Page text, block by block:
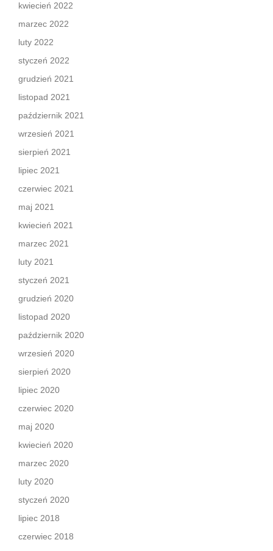
kwiecień 2022
marzec 2022
luty 2022
styczeń 2022
grudzień 2021
listopad 2021
październik 2021
wrzesień 2021
sierpień 2021
lipiec 2021
czerwiec 2021
maj 2021
kwiecień 2021
marzec 2021
luty 2021
styczeń 2021
grudzień 2020
listopad 2020
październik 2020
wrzesień 2020
sierpień 2020
lipiec 2020
czerwiec 2020
maj 2020
kwiecień 2020
marzec 2020
luty 2020
styczeń 2020
lipiec 2018
czerwiec 2018